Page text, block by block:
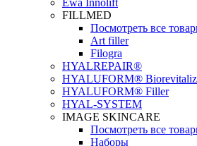
Ewa Innolift
FILLMED
Посмотреть все
Art filler
Filogra
НYALREPAIR®
HYALUFORM®
HYALUFORM® Filler
HYAL-SYSTEM
IMAGE SKINCARE
Посмотреть все
Наборы